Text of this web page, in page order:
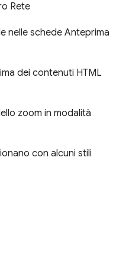
Rete
nelle schede Anteprima
dei contenuti HTML
zoom in modalità
con alcuni stili